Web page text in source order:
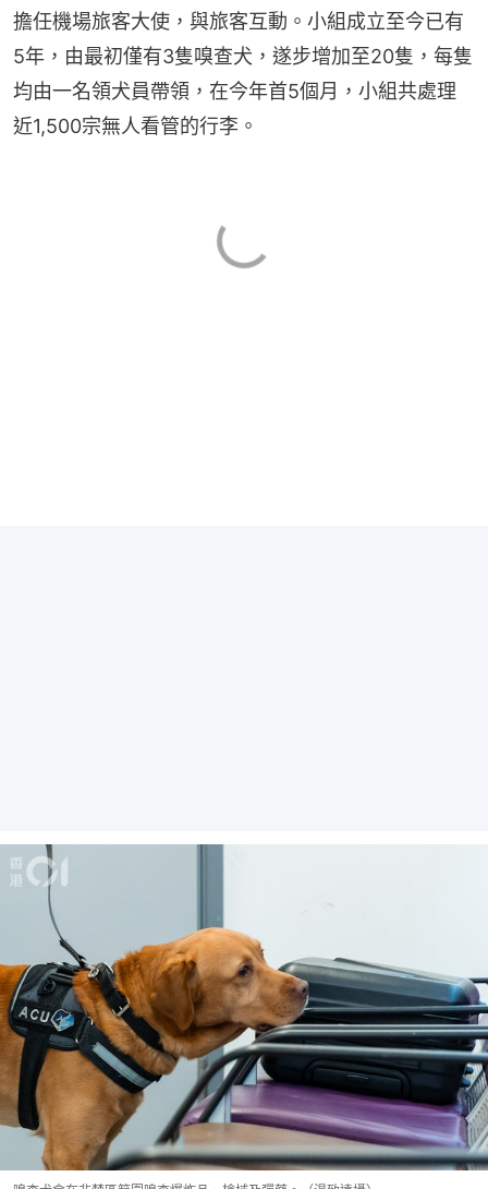
擔任機場旅客大使，與旅客互動。小組成立至今已有
5年，由最初僅有3隻嗅查犬，遂步增加至20隻，每隻
均由一名領犬員帶領，在今年首5個月，小組共處理
近1,500宗無人看管的行李。